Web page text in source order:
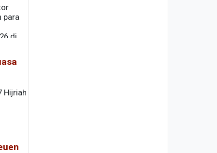
para
di
Hijriah